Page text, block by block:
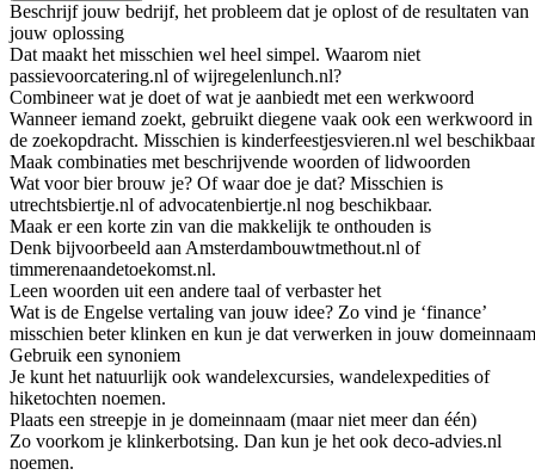
Beschrijf jouw bedrijf, het probleem dat je oplost of de resultaten van
jouw oplossing
Dat maakt het misschien wel heel simpel. Waarom niet
passievoorcatering.nl of wijregelenlunch.nl?
Combineer wat je doet of wat je aanbiedt met een werkwoord
Wanneer iemand zoekt, gebruikt diegene vaak ook een werkwoord in
de zoekopdracht. Misschien is kinderfeestjesvieren.nl wel
Maak combinaties met beschrijvende woorden of lidwoorden
Wat voor bier brouw je? Of waar doe je dat? Misschien is
utrechtsbiertje.nl of advocatenbiertje.nl nog beschikbaar.
Maak er een korte zin van die makkelijk te onthouden is
Denk bijvoorbeeld aan Amsterdambouwtmethout.nl of
timmerenaandetoekomst.nl.
Leen woorden uit een andere taal of verbaster het
Wat is de Engelse vertaling van jouw idee? Zo vind je ‘finance’
misschien beter klinken en kun je dat verwerken in jouw
Gebruik een synoniem
Je kunt het natuurlijk ook wandelexcursies, wandelexpedities of
hiketochten noemen.
Plaats een streepje in je domeinnaam (maar niet meer dan één)
Zo voorkom je klinkerbotsing. Dan kun je het ook deco-advies.nl
noemen.